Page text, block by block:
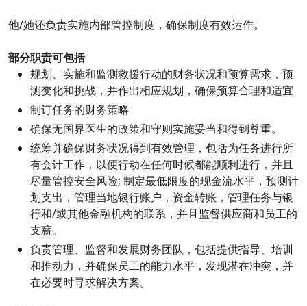
他/她还负责实施内部管控制度，确保制度有效运作。
部分职责可包括
规划、实施和监测救援行动的财务状况和预算需求，预
测变化和挑战，并作出相应规划，确保预算合理和适宜
制订任务的财务策略
确保无国界医生的政策和守则实施妥当和得到尊重。
统筹并确保财务状况得到有效管理，包括为任务进行所
有会计工作，以便行动在任何时候都能顺利进行，并且
尽量管控安全风险; 制定最低限度的现金流水平，预测计
划支出，管理当地银行账户，资金转账，管理任务与银
行和/或其他金融机构的联系，并且监督供应商和员工的
支薪。
负责管理、监督和发展财务团队，包括提供指导、培训
和推动力，并确保员工的能力水平，发现潜在冲突，并
在必要时寻求解决方案。